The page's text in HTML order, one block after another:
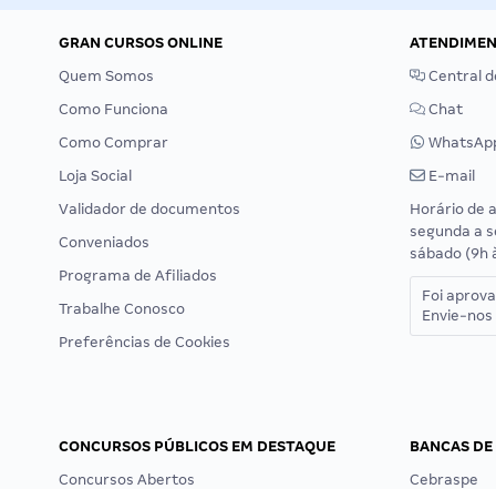
GRAN CURSOS ONLINE
Quem Somos
Como Funciona
Como Comprar
Loja Social
Validador de documentos
Conveniados
Programa de Afiliados
Trabalhe Conosco
Preferências de Cookies
Central
Chat
E-mail
Horário de
segunda a
sábado (9h
Foi
Envie-
CONCURSOS PÚBLICOS EM DESTAQUE
Concursos Abertos
BANCAS
Cebraspe